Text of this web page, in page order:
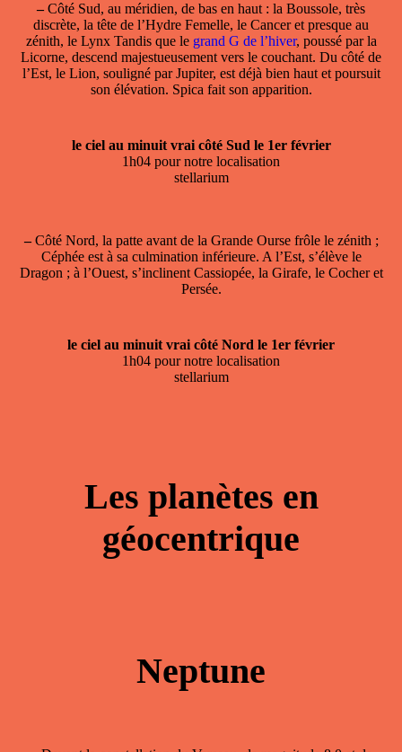
–Côté Sud, au méridien, de bas en haut : la Boussole, très
discrète, la tête de l’Hydre Femelle, le Cancer et presque au
zénith, le Lynx Tandis que le grand G de l’hiver, poussé par la
Licorne, descend majestueusement vers le couchant. Du côté de
l’Est, le Lion, souligné par Jupiter, est déjà bien haut et poursuit
son élévation. Spica fait son apparition.
le ciel au minuit vrai côté Sud le 1er février
1h04 pour notre localisation
stellarium
–Côté Nord, la patte avant de la Grande Ourse frôle le zénith ;
Céphée est à sa culmination inférieure. A l’Est, s’élève le
Dragon ; à l’Ouest, s’inclinent Cassiopée, la Girafe, le Cocher et
Persée.
le ciel au minuit vrai côté Nord le 1er février
1h04 pour notre localisation
stellarium
Les planètes en
géocentrique
Neptune